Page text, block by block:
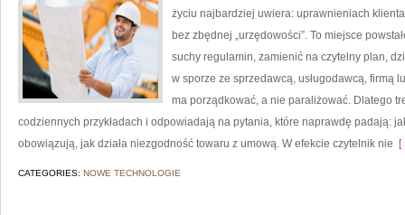
życiu najbardziej uwiera: uprawnieniach
bez zbędnej „urzędowości”. To miejsce
suchy regulamin, zamienić na czytelny plan,
w sporze ze sprzedawcą, usługodawcą, firmą
ma porządkować, a nie paraliżować. Dlatego
codziennych przykładach i odpowiadają na pytania, które naprawdę padają:
obowiązują, jak działa niezgodność towaru z umową. W efekcie czytelnik nie [
CATEGORIES: NOWE TECHNOLOGIE